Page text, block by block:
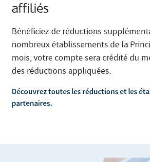
affiliés
Bénéficiez de réductions
nombreux établissements de la
mois, votre compte sera crédité du
des réductions appliquées.
Découvrez toutes les réductions et les
partenaires.